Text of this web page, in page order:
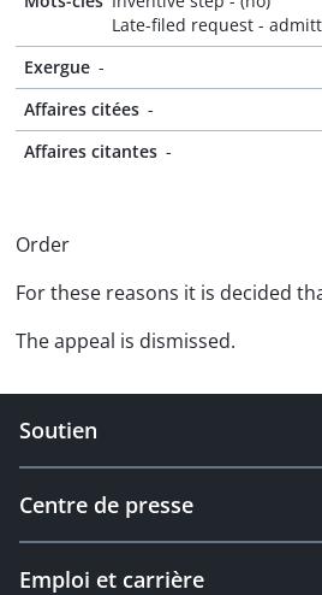
Late-filed request -
Exergue -
Affaires citées -
Affaires citantes -
Order
For these reasons it is decided
The appeal is dismissed.
Soutien
Centre de presse
Emploi et carrière